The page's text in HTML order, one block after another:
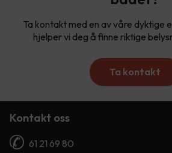
Ta kontakt med en av våre dyktige
hjelper vi deg å finne riktige
Ta kontakt
Kontakt oss
61 21 69 80